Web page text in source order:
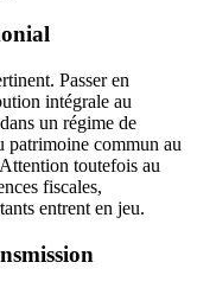
Passer en
intégrale au
un régime de
patrimoine commun au
toutefois au
fiscales,
entrent en jeu.